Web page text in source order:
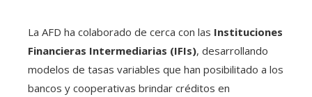
La AFD ha colaborado de cerca con las Instituciones
Financieras Intermediarias (IFIs), desarrollando
modelos de tasas variables que han posibilitado a los
bancos y cooperativas brindar créditos en